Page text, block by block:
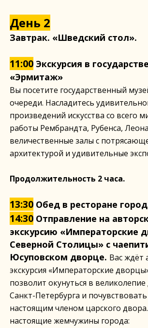
День 2
Завтрак. «Шведский стол».
11:00 Экскурсия в
«Эрмитаж»
Вы посетите государственный
очереди. Насладитесь
произведений искусства со всего
работы Рембрандта, Рубенса,
величественные залы с
архитектурой и удивительные
Продолжительность 2 часа.
13:30 Обед в ресторане
14:30 Отправление на
экскурсию «Императорские
Северной Столицы» с
Юсуповском дворце. Вас ждёт
экскурсия «Императорские
позволит окунуться в
Санкт-Петербурга и почувствовать
настоящим членом царского
настоящие жемчужины города: